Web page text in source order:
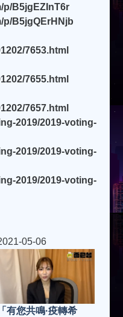
p/B5jgEZInT6r
p/B5jgQErHNjb
7653.html
7655.html
7657.html
2019/2019-voting-
2019/2019-voting-
2019/2019-voting-
05-06
「有您共鳴·疫轉希